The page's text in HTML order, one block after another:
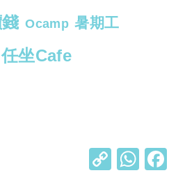
Ocamp 暑期工
任坐Cafe
C W